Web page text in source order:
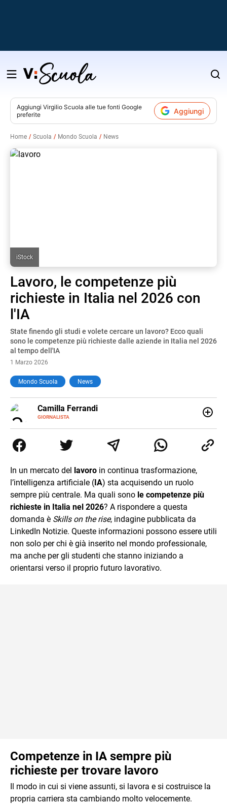
Salta
contenuto
Aggiungi Virgilio Scuola alle tue fonti Google
preferite
Aggiungi
Home Scuola Mondo Scuola News
iStock
Lavoro, le competenze più
richieste in Italia nel 2026 con
l'IA
State finendo gli studi e volete cercare un lavoro? Ecco quali
sono le competenze più richieste dalle aziende in Italia nel 2026
al tempo dell'IA
1 Marzo 2026
Mondo Scuola News
Camilla Ferrandi
GIORNALISTA
E-
MAIL
LINKEDIN
di trasformare la passione per la scrittura in un lavoro, e
da lì non mi sono più fermata. L’attualità è il mio pane
mente.
In un mercato del lavoro in continua trasformazione,
l’intelligenza artificiale (IA) sta acquisendo un ruolo
sempre più centrale. Ma quali sono le competenze più
richieste in Italia nel 2026? A rispondere a questa
domanda è Skills on the rise, indagine pubblicata da
LinkedIn Notizie. Queste informazioni possono essere utili
non solo per chi è già inserito nel mondo professionale,
ma anche per gli studenti che stanno iniziando a
orientarsi verso il proprio futuro lavorativo.
Competenze in IA sempre più
richieste per trovare lavoro
Il modo in cui si viene assunti, si lavora e si costruisce la
propria carriera sta cambiando molto velocemente.